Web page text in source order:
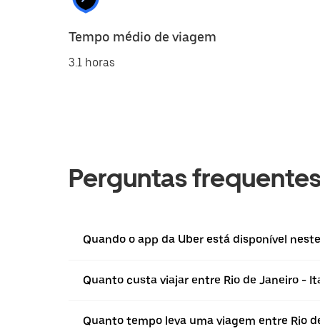
Tempo médio de viagem
3.1 horas
Perguntas
Quando o app da Uber está disponível
Quanto custa viajar entre Rio de Janeiro -
Quanto tempo leva uma viagem entre Rio